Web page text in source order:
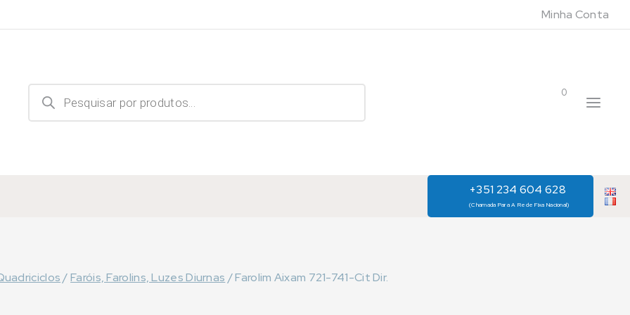
Minha Conta
Products
search 0
+351 234 604 628
(Chamada Para A Rede Fixa Nacional)
/Faróis, Farolins, Luzes Diurnas /Farolim Aixam 721-741-Cit Dir.